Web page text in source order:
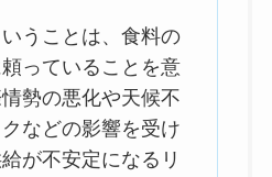
うことは、食料の
っていることを意
勢の悪化や天候不
などの影響を受け
が不安定になるリ